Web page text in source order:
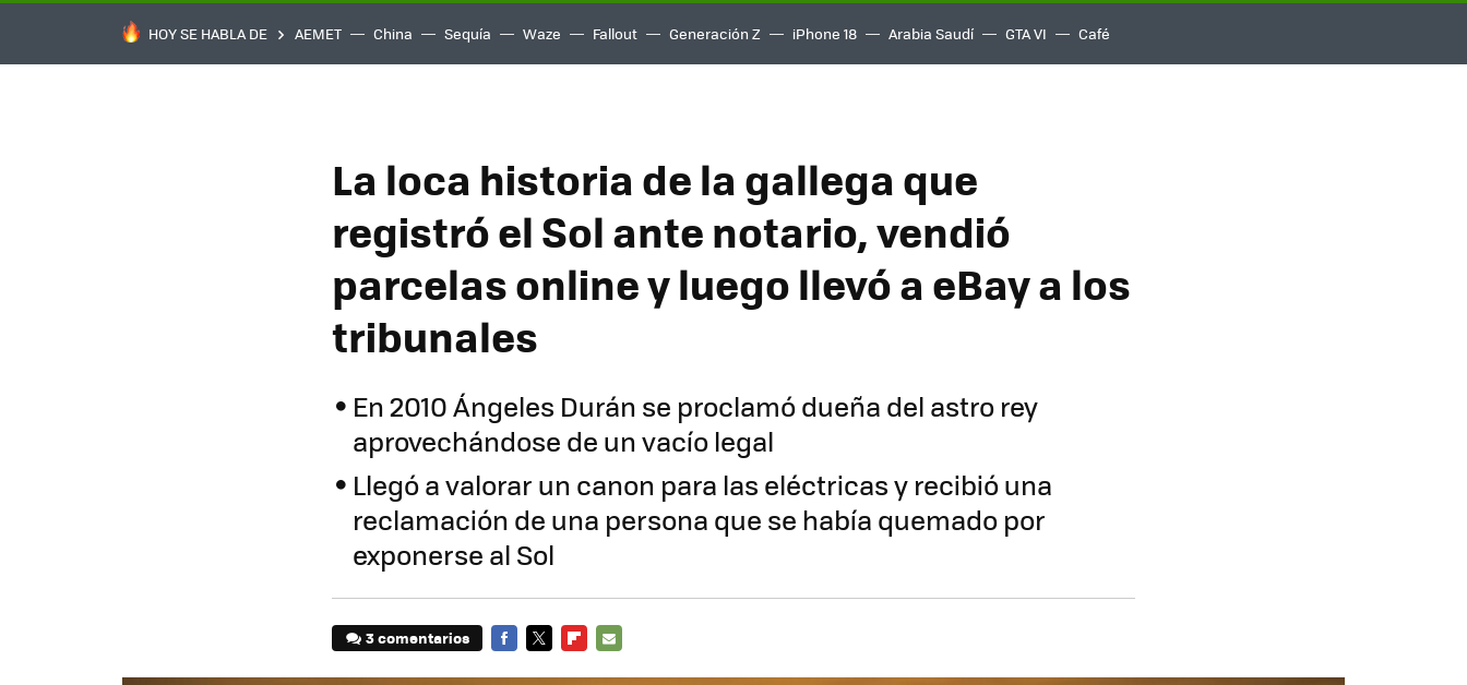
HOY SE HABLA DE AEMET China Sequía Waze Fallout Generación Z iPhone 18 Arabia Saudí GTA VI Café
La loca historia de la gallega que
registró el Sol ante notario, vendió
parcelas online y luego llevó a eBay a los
tribunales
En 2010 Ángeles Durán se proclamó dueña del astro rey
aprovechándose de un vacío legal
Llegó a valorar un canon para las eléctricas y recibió una
reclamación de una persona que se había quemado por
exponerse al Sol
3 comentarios